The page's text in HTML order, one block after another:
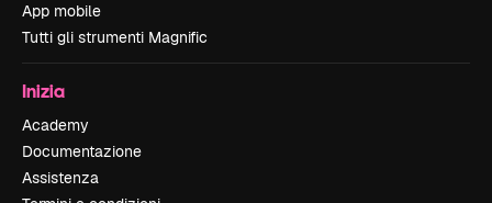
App mobile
Tutti gli strumenti Magnific
Inizia
Academy
Documentazione
Assistenza